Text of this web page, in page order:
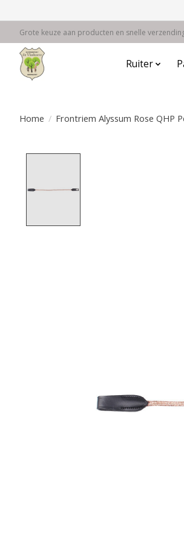
Grote keuze aan producten en snelle
Ruiter
Home / Frontriem Alyssum Rose QHP